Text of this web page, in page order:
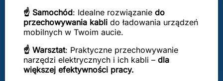
☝️ Samochód: Idealne rozwiązanie do
przechowywania kabli do ładowania urządzeń
mobilnych w Twoim aucie.
☝️ Warsztat: Praktyczne przechowywanie
narzędzi elektrycznych i ich kabli – dla
większej efektywności pracy.